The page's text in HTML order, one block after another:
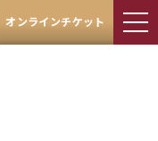
オンラインチケット